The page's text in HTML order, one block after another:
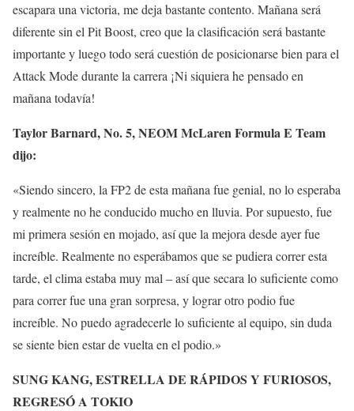
escapara una victoria, me deja bastante contento. Mañana será
diferente sin el Pit Boost, creo que la clasificación será bastante
importante y luego todo será cuestión de posicionarse bien para el
Attack Mode durante la carrera ¡Ni siquiera he pensado en
mañana todavía!
Taylor Barnard, No. 5, NEOM McLaren Formula E Team
dijo:
«Siendo sincero, la FP2 de esta mañana fue genial, no lo esperaba
y realmente no he conducido mucho en lluvia. Por supuesto, fue
mi primera sesión en mojado, así que la mejora desde ayer fue
increíble. Realmente no esperábamos que se pudiera correr esta
tarde, el clima estaba muy mal – así que secara lo suficiente como
para correr fue una gran sorpresa, y lograr otro podio fue
increíble. No puedo agradecerle lo suficiente al equipo, sin duda
se siente bien estar de vuelta en el podio.»
SUNG KANG, ESTRELLA DE RÁPIDOS Y FURIOSOS,
REGRESÓ A TOKIO